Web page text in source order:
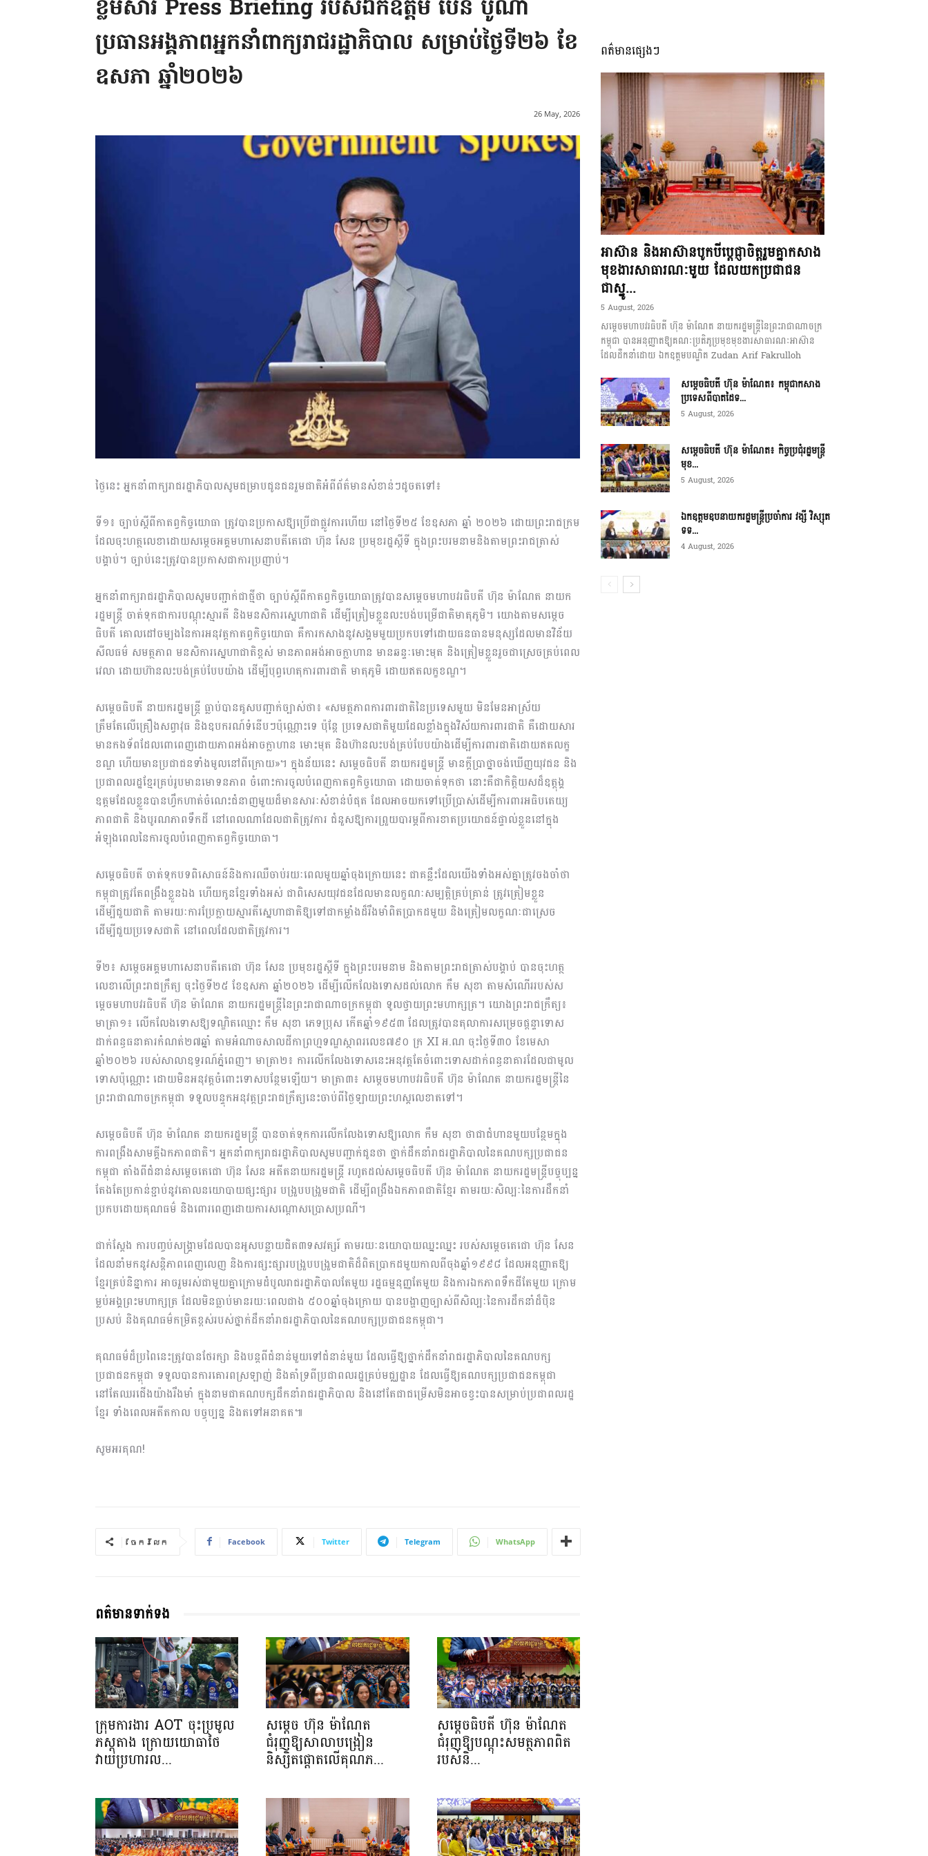
អង្គ
ព័ត៌មាន​
និង
រហ័ស
ខ្លឹមសារ Press Briefing របស់ឯកឧត្តម ប៉ែន បូណា
ប្រធានអង្គភាពអ្នកនាំពាក្យរាជរដ្ឋាភិបាល សម្រាប់ថ្ងៃទី២៦ ខែ
ឧសភា ឆ្នាំ២០២៦
26 May, 2026
ថ្ងៃនេះ អ្នកនាំពាក្យរាជរដ្ឋាភិបាលសូមជម្រាបជូនជនរួមជាតិអំពីព័ត៌មានសំខាន់ៗដូចតទៅ៖
ទី១៖ ច្បាប់ស្តីពីកាតព្វកិច្ចយោធា ត្រូវបានប្រកាសឱ្យប្រើជាផ្លូវការហើយ នៅថ្ងៃទី២៥ ខែឧសភា ឆ្នាំ ២០២៦ ដោយព្រះរាជក្រម
ដែលចុះហត្ថលេខាដោយសម្តេចអគ្គមហាសេនាបតីតេជោ ហ៊ុន សែន ប្រមុខរដ្ឋស្តីទី ក្នុងព្រះបរមនាមនិងតាមព្រះរាជត្រាស់
បង្គាប់។ ច្បាប់នេះត្រូវបានប្រកាសជាការប្រញាប់។
អ្នកនាំពាក្យរាជរដ្ឋាភិបាលសូមបញ្ជាក់ជាថ្មីថា ច្បាប់ស្តីពីកាតព្វកិច្ចយោធាត្រូវបានសម្តេចមហាបវរធិបតី ហ៊ុន ម៉ាណែត នាយក
រដ្ឋមន្ត្រី ចាត់ទុកជាការបណ្តុះស្មារតី និងមនសិការស្នេហាជាតិ ដើម្បីត្រៀមខ្លួនលះបង់បម្រើជាតិមាតុភូមិ។ យោងតាមសម្តេច
ធិបតី គោលដៅចម្បងនៃការអនុវត្តកាតព្វកិច្ចយោធា គឺការកសាងនូវសង្គមមួយប្រកបទៅដោយធនធានមនុស្សដែលមានវិន័យ
សីលធម៌ សមត្ថភាព មនសិការស្នេហាជាតិខ្ពស់ មានភាពអង់អាចក្លាហាន មានឆន្ទៈមោះមុត និងត្រៀមខ្លួនរួចជាស្រេចគ្រប់ពេល
វេលា ដោយហ៊ានលះបង់គ្រប់បែបយ៉ាង ដើម្បីបុព្វហេតុការពារជាតិ មាតុភូមិ ដោយឥតលក្ខខណ្ឌ។
សម្តេចធិបតី នាយករដ្ឋមន្ត្រី ធ្លាប់បានគូសបញ្ជាក់ច្បាស់ថា៖ «សមត្ថភាពការពារជាតិនៃប្រទេសមួយ មិនមែនអាស្រ័យ
ត្រឹមតែលើគ្រឿងសព្វាវុធ និងឧបករណ៍ទំនើបៗប៉ុណ្ណោះទេ ប៉ុន្តែ ប្រទេសជាតិមួយដែលខ្លាំងក្នុងវិស័យការពារជាតិ គឺដោយសារ
មានកងទ័ពដែលពោពេញដោយភាពអង់អាចក្លាហាន មោះមុត និងហ៊ានលះបង់គ្រប់បែបយ៉ាងដើម្បីការពារជាតិដោយឥតលក្ខ
ខណ្ឌ ហើយមានប្រជាជនទាំងមូលនៅពីក្រោយ»។ ក្នុងន័យនេះ សម្តេចធិបតី នាយករដ្ឋមន្ត្រី មានក្តីប្រាថ្នាចង់ឃើញយុវជន និង
ប្រជាពលរដ្ឋខ្មែរគ្រប់រូបមានមោទនភាព ចំពោះការចូលបំពេញកាតព្វកិច្ចយោធា ដោយចាត់ទុកថា នោះគឺជាកិត្តិយសដ៏ឧត្តុង្គ
ឧត្តមដែលខ្លួនបានហ្វឹកហាត់ចំណេះជំនាញមួយដ៏មានសារៈសំខាន់បំផុត ដែលអាចយកទៅប្រើប្រាស់ដើម្បីការពារអធិបតេយ្យ
ភាពជាតិ និងបូរណភាពទឹកដី នៅពេលណាដែលជាតិត្រូវការ ជំនួសឱ្យការព្រួយបារម្ភពីការខាតប្រយោជន៍ផ្ទាល់ខ្លួននៅក្នុង
អំឡុងពេលនៃការចូលបំពេញកាតព្វកិច្ចយោធា។
សម្តេចធិបតី ចាត់ទុកបទពិសោធន៍និងការឈឺចាប់រយៈពេលមួយឆ្នាំចុងក្រោយនេះ ជាគន្លឹះដែលយើងទាំងអស់គ្នាត្រូវចងចាំថា
កម្ពុជាត្រូវតែពង្រឹងខ្លួនឯង ហើយកូនខ្មែរទាំងអស់ ជាពិសេសយុវជនដែលមានលក្ខណៈសម្បត្តិគ្រប់គ្រាន់ ត្រូវត្រៀមខ្លួន
ដើម្បីជួយជាតិ តាមរយៈការប្រែក្លាយស្មារតីស្នេហាជាតិឱ្យទៅជាកម្លាំងដ៏រឹងមាំពិតប្រាកដមួយ និងត្រៀមលក្ខណៈជាស្រេច
ដើម្បីជួយប្រទេសជាតិ នៅពេលដែលជាតិត្រូវការ។
ទី២៖ សម្តេចអគ្គមហាសេនាបតីតេជោ ហ៊ុន សែន ប្រមុខរដ្ឋស្តីទី ក្នុងព្រះបរមនាម និងតាមព្រះរាជត្រាស់បង្គាប់ បានចុះហត្ថ
លេខាលើព្រះរាជក្រឹត្យ ចុះថ្ងៃទី២៥ ខែឧសភា ឆ្នាំ២០២៦ ដើម្បីលើកលែងទោសដល់លោក កឹម សុខា តាមសំណើររបស់ស
ម្តេចមហាបវរធិបតី ហ៊ុន ម៉ាណែត នាយករដ្ឋមន្ត្រីនៃព្រះរាជាណាចក្រកម្ពុជា ទូលថ្វាយព្រះមហាក្សត្រ។ យោងព្រះរាជក្រឹត្យ៖
មាត្រា១៖ លើកលែងទោសឱ្យទណ្ឌិតឈ្មោះ កឹម សុខា ភេទប្រុស កើតឆ្នាំ១៩៥៣ ដែលត្រូវបានតុលាការសម្រេចផ្តន្ទាទោស
ដាក់ពន្ធធនាគារកំណត់២៧ឆ្នាំ តាមអំណាចសាលដីកាព្រហ្មទណ្ឌស្ថាពរលេខ៧៩០ ក្រ XI អ.ណ ចុះថ្ងៃទី៣០ ខែមេសា
ឆ្នាំ២០២៦ របស់សាលាឧទ្ធរណ៍ភ្នំពេញ។ មាត្រា២៖ ការលើកលែងទោសនេះអនុវត្តតែចំពោះទោសដាក់ពន្ធនាគារដែលជាមូល
ទោសប៉ុណ្ណោះ ដោយមិនអនុវត្តចំពោះទោសបន្ថែមឡើយ។ មាត្រា៣៖ សម្តេចមហាបវរធិបតី ហ៊ុន ម៉ាណែត នាយករដ្ឋមន្ត្រីនៃ
ព្រះរាជាណាចក្រកម្ពុជា ទទួលបន្ទុកអនុវត្តព្រះរាជក្រឹត្យនេះចាប់ពីថ្ងៃឡាយព្រះហស្តលេខាតទៅ។
សម្តេចធិបតី ហ៊ុន ម៉ាណែត នាយករដ្ឋមន្ត្រី បានចាត់ទុកការលើកលែងទោសឱ្យលោក កឹម សុខា ថាជាជំហានមួយបន្ថែមក្នុង
ការពង្រឹងសាមគ្គីឯកភាពជាតិ។ អ្នកនាំពាក្យរាជរដ្ឋាភិបាលសូមបញ្ជាក់ជូនថា ថ្នាក់ដឹកនាំរាជរដ្ឋាភិបាលនៃគណបក្សប្រជាជន
កម្ពុជា តាំងពីជំនាន់សម្តេចតេជោ ហ៊ុន សែន អតីតនាយករដ្ឋមន្ត្រី រហូតដល់សម្តេចធិបតី ហ៊ុន ម៉ាណែត នាយករដ្ឋមន្ត្រីបច្ចុប្បន្ន
តែងតែប្រកាន់ខ្ជាប់នូវគោលនយោបាយផ្សះផ្សារ បង្រួបបង្រួមជាតិ ដើម្បីពង្រឹងឯកភាពជាតិខ្មែរ តាមរយៈសិល្បៈនៃការដឹកនាំ
ប្រកបដោយគុណធម៌ និងពោរពេញដោយការសណ្តោសប្រោសប្រណី។
ជាក់ស្តែង ការបញ្ចប់សង្គ្រាមដែលបានអូសបន្លាយជិត៣ទសវត្សរ៍ តាមរយៈនយោបាយឈ្នះឈ្នះ របស់សម្តេចតេជោ ហ៊ុន សែន
ដែលនាំមកនូវសន្តិភាពពេញលេញ និងការផ្សះផ្សារបង្រួបបង្រួមជាតិដ៏ពិតប្រាកដមួយកាលពីចុងឆ្នាំ១៩៩៨ ដែលអនុញ្ញាតឱ្យ
ខ្មែរគ្រប់និន្នាការ អាចរួមរស់ជាមួយគ្នាក្រោមដំបូលរាជរដ្ឋាភិបាលតែមួយ រដ្ឋធម្មនុញ្ញតែមួយ និងការឯកភាពទឹកដីតែមួយ ក្រោម
ម្លប់អង្គព្រះមហាក្សត្រ ដែលមិនធ្លាប់មានរយៈពេលជាង ៥០០ឆ្នាំចុងក្រោយ បានបង្ហាញច្បាស់ពីសិល្បៈនៃការដឹកនាំដ៏ប៉ិន
ប្រសប់ និងគុណធម៌កម្រិតខ្ពស់របស់ថ្នាក់ដឹកនាំរាជរដ្ឋាភិបាលនៃគណបក្សប្រជាជនកម្ពុជា។
គុណធម៌ដ៏ប្រពៃនេះត្រូវបានថែរក្សា និងបន្តពីជំនាន់មួយទៅជំនាន់មួយ ដែលធ្វើឱ្យថ្នាក់ដឹកនាំរាជរដ្ឋាភិបាលនៃគណបក្ស
ប្រជាជនកម្ពុជា ទទួលបានការគោរពស្រឡាញ់ និងគាំទ្រពីប្រជាពលរដ្ឋគ្រប់មជ្ឈដ្ឋាន ដែលធ្វើឱ្យគណបក្សប្រជាជនកម្ពុជា
នៅតែឈរជើងយ៉ាងរឹងមាំ ក្នុងនាមជាគណបក្សដឹកនាំរាជរដ្ឋាភិបាល និងនៅតែជាជម្រើសមិនអាចខ្វះបានសម្រាប់ប្រជាពលរដ្ឋ
ខ្មែរ ទាំងពេលអតីតកាល បច្ចុប្បន្ន និងតទៅអនាគត៕
សូមអរគុណ!
ចែករំលែក Facebook Twitter Telegram WhatsApp
ពត៌មានទាក់ទង
ក្រុមការងារ AOT ចុះប្រមូល
ភស្តុតាង ក្រោយយោធាថៃ
វាយប្រហារល...
សម្តេច ហ៊ុន ម៉ាណែត
ជំរុញឱ្យសាលាបង្រៀន
និស្សិតផ្តោតលើគុណភ...
សម្តេចធិបតី ហ៊ុន ម៉ាណែត
ជំរុញឱ្យបណ្តុះសមត្ថភាពពិត
របស់និ...
ពត៌មានផ្សេងៗ
អាស៊ាន និងអាស៊ានបូកបីប្តេជ្ញាចិត្តរួមគ្នាកសាង
មុខងារសាធារណៈមួយ ដែលយកប្រជាជន
ជាស្នូ...
5 August, 2026
សម្តេចមហាបវរធិបតី ហ៊ុន ម៉ាណែត នាយករដ្ឋមន្ត្រីនៃព្រះរាជាណាចក្រ
កម្ពុជា បានអនុញ្ញាតឱ្យគណៈប្រតិភូប្រមុខមុខងារសាធារណៈអាស៊ាន
ដែលដឹកនាំដោយ ឯកឧត្តមបណ្ឌិត Zudan Arif Fakrulloh
សម្ដេចធិបតី ហ៊ុន ម៉ាណែត៖ កម្ពុជាកសាង
ប្រទេសពីបាតដៃទ...
5 August, 2026
សម្ដេចធិបតី ហ៊ុន ម៉ាណែត៖ កិច្ចប្រជុំរដ្ឋមន្ត្រី
មុខ...
5 August, 2026
ឯកឧត្តមឧបនាយករដ្ឋមន្ត្រីប្រចាំការ វង្សី វិស្សុត
ទទ...
4 August, 2026